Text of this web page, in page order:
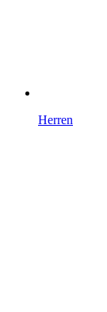
Herren